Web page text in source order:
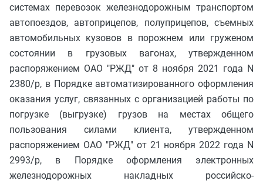
системах перевозок железнодорожным транспортом
автопоездов, автоприцепов, полуприцепов, съемных
автомобильных кузовов в порожнем или груженом
состоянии в грузовых вагонах, утвержденном
распоряжением ОАО "РЖД" от 8 ноября 2021 года N
2380/р, в Порядке автоматизированного оформления
оказания услуг, связанных с организацией работы по
погрузке (выгрузке) грузов на местах общего
пользования силами клиента, утвержденном
распоряжением ОАО "РЖД" от 21 ноября 2022 года N
2993/р, в Порядке оформления электронных
железнодорожных накладных российско-